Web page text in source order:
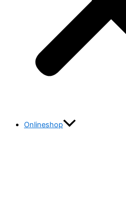
Onlineshop